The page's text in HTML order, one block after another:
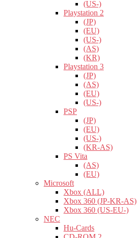
(US-)
Playstation 2
(JP)
(EU)
(US-)
(AS)
(KR)
Playstation 3
(JP)
(AS)
(EU)
(US-)
PSP
(JP)
(EU)
(US-)
(KR-AS)
PS Vita
(AS)
(EU)
Microsoft
Xbox (ALL)
Xbox 360 (JP-KR-AS)
Xbox 360 (US-EU-)
NEC
Hu-Cards